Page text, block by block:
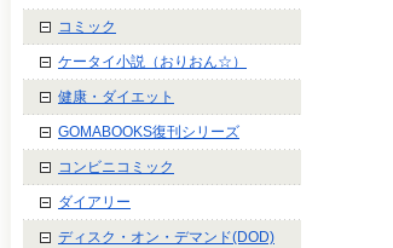
コミック
ケータイ小説（おりおん☆）
健康・ダイエット
GOMABOOKS復刊シリーズ
コンビニコミック
ダイアリー
ディスク・オン・デマンド(DOD)